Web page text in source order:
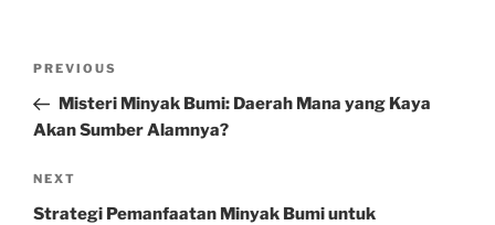
Previous
Post
PREVIOUS
Misteri Minyak Bumi: Daerah Mana yang Kaya
Akan Sumber Alamnya?
Next
Post
NEXT
Strategi Pemanfaatan Minyak Bumi untuk